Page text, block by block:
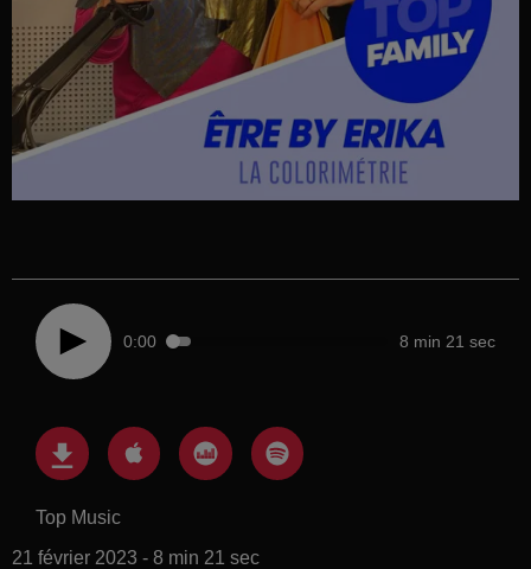
0:00 8 min 21 sec
Top Music
21 février 2023 - 8 min 21 sec